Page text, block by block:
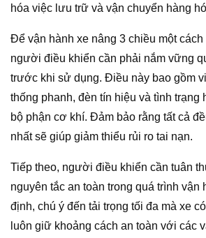
hóa việc lưu trữ và vận chuyển hàng
Để vận hành xe nâng 3 chiều một
người điều khiển cần phải nắm vững
trước khi sử dụng. Điều này bao gồm
thống phanh, đèn tín hiệu và tình trạng
bộ phận cơ khí. Đảm bảo rằng tất cả
nhất sẽ giúp giảm thiểu rủi ro tai nạn.
Tiếp theo, người điều khiển cần tuân
nguyên tắc an toàn trong quá trình vận
định, chú ý đến tải trọng tối đa mà xe
luôn giữ khoảng cách an toàn với các